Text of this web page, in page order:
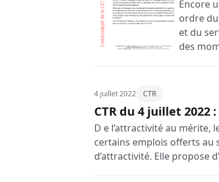
Encore
ordre
et du
des
4 juillet 2022 CTR
CTR du 4 juillet 2022
D e l’attractivité au mérite,
certains emplois offerts au
d’attractivité. Elle propose